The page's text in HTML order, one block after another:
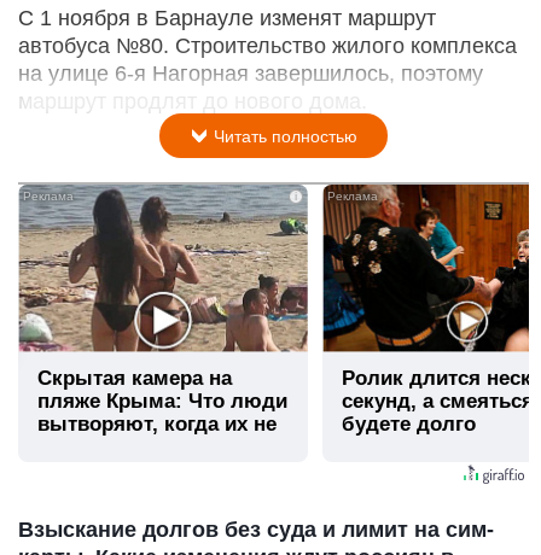
С 1 ноября в Барнауле изменят маршрут
автобуса №80. Строительство жилого комплекса
на улице 6-я Нагорная завершилось, поэтому
маршрут продлят до нового дома.
Читать полностью
i
Скрытая камера на
пляже Крыма: Что люди
вытворяют, когда их не
Ролик длится
секунд, а
будете долго
Взыскание долгов без суда и лимит на сим-